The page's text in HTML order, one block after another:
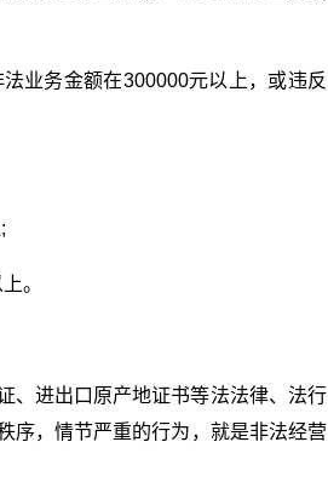
业务金额在300000元以上，或违反
。
、进出口原产地证书等法法律、法行
序，情节严重的行为，就是非法经营